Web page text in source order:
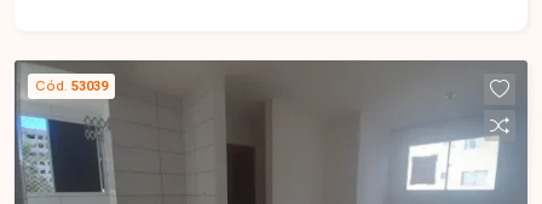
armários, coifa e cooktop, área de lavanderia,
além de excelente área gourmet com
churrasqueira e piscina aquecida. O imóvel conta
ainda com 03 vagas de garagem cobertas, portão
eletrônico e concertina, oferecendo segurança,
Cód. 53039